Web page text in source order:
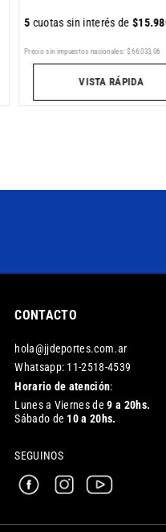
5 cuotas sin interés de$15.
Precio sin impuestos nacionales: $ 66.033,06
VISTA RÁPIDA
CONTACTO
hola@jjdeportes.com.ar
Whatsapp: 11-2518-4539
Horario de atención:
Lunes a Viernes de9 a 20hs.
Sábado de 10 a 20hs.
SEGUINOS